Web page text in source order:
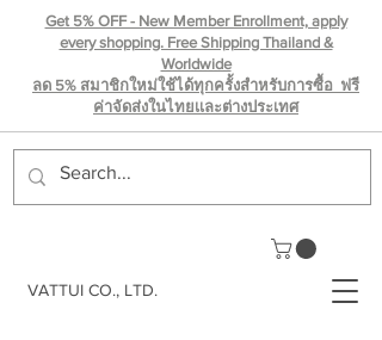
VATTUI CO., LTD.
Get 5% OFF - New Member Enrollment, apply
every shopping. Free Shipping Thailand &
Worldwide
ลด 5% สมาชิกใหม่ใช้ได้ทุกครั้งสำหรับการซื้อ ฟรี
ค่าจัดส่งในไทยเเละต่างประเทศ